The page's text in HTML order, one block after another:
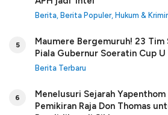
Berita, Berita Populer, Hukum &
5
Maumere Bergemuruh! 23
Piala Gubernur Soeratin Cup
Berita Terbaru
6
Menelusuri Sejarah
Pemikiran Raja Don Thomas